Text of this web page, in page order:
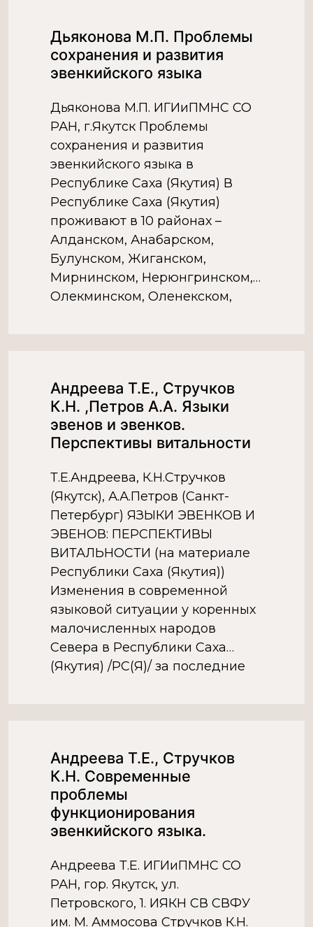
суровых природно-
климатических условиях
Арктики и Севера. […]
Дьяконова М.П. Проблемы
сохранения и развития
эвенкийского языка
Дьяконова М.П. ИГИиПМНС СО
РАН, г.Якутск Проблемы
сохранения и развития
эвенкийского языка в
Республике Саха (Якутия) В
Республике Саха (Якутия)
проживают в 10 районах –
Алданском, Анабарском,
Булунском, Жиганском,
Мирнинском, Нерюнгринском,
Олекминском, Оленекском,
«эвенкийского национального
района». Численность эвенков
в России по данным переписи
[…]
Андреева Т.Е., Стручков
К.Н. ,Петров А.А. Языки
эвенов и эвенков.
Перспективы витальности
Т.Е.Андреева, К.Н.Стручков
(Якутск), А.А.Петров (Санкт-
Петербург) ЯЗЫКИ ЭВЕНКОВ И
ЭВЕНОВ: ПЕРСПЕКТИВЫ
ВИТАЛЬНОСТИ (на материале
Республики Саха (Якутия))
Изменения в современной
языковой ситуации у коренных
малочисленных народов
Севера в Республики Саха
(Якутия) /РС(Я)/ за последние
официальных в местах
компактного проживания в
республике. Занимая третью […]
Андреева Т.Е., Стручков
К.Н. Современные
проблемы
функционирования
эвенкийского языка.
Андреева Т.Е. ИГИиПМНС СО
РАН, гор. Якутск, ул.
Петровского, 1. ИЯКН СВ СВФУ
им. М. Аммосова Стручков К.Н.